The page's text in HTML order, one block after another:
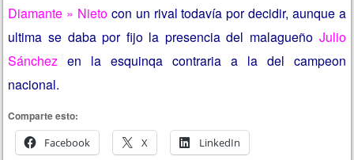
Diamante » Nieto con un rival todavía por decidir, aunque a
ultima se daba por fijo la presencia del malagueño Julio
Sánchez en la esquinqa contraria a la del campeon
nacional.
Comparte esto:
Facebook
X LinkedIn